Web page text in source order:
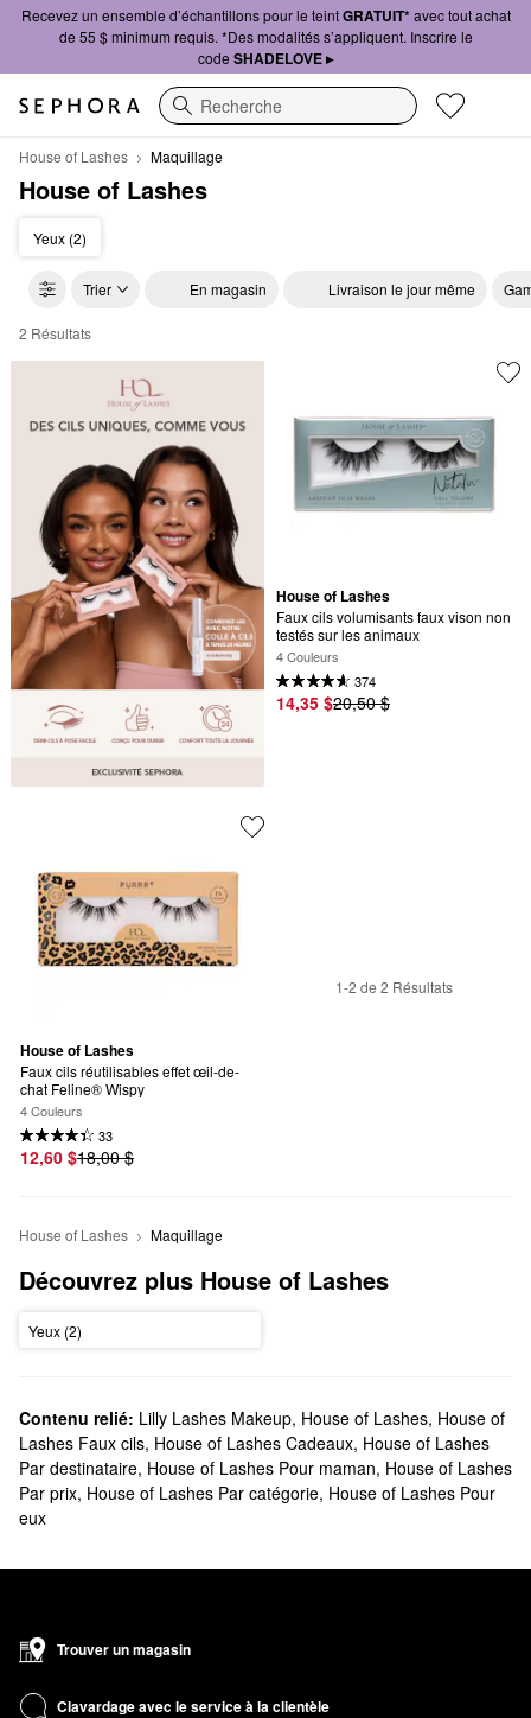
Recevez un ensemble d’échantillons pour le teintGRATUIT*avec tout achat
de 55 $ minimum requis. *Des modalités s’appliquent. Inscrire le
code SHADELOVE ▸
Recherche
House of Lashes Maquillage
House of Lashes
Yeux (2)
Trier En magasin Livraison le jour même
House of Lashes Maquillage
2 Résultats
House of Lashes
Faux cils volumisants faux vison non
testés sur les animaux
4 Couleurs
374
14,35 $20,50 $
House of Lashes
Faux cils réutilisables effet œil-de-
chat Feline® Wispy
4 Couleurs
33
12,60 $18,00 $
1-2 de 2 Résultats
House of Lashes Maquillage
Découvrez plus House of Lashes
Yeux (2)
Contenu relié: Lilly Lashes Makeup, House of Lashes, House of
Lashes Faux cils, House of Lashes Cadeaux, House of Lashes
Par destinataire, House of Lashes Pour maman, House of Lashes
Par prix, House of Lashes Par catégorie, House of Lashes Pour
eux
Trouver un magasin
Clavardage avec le service à la clientèle